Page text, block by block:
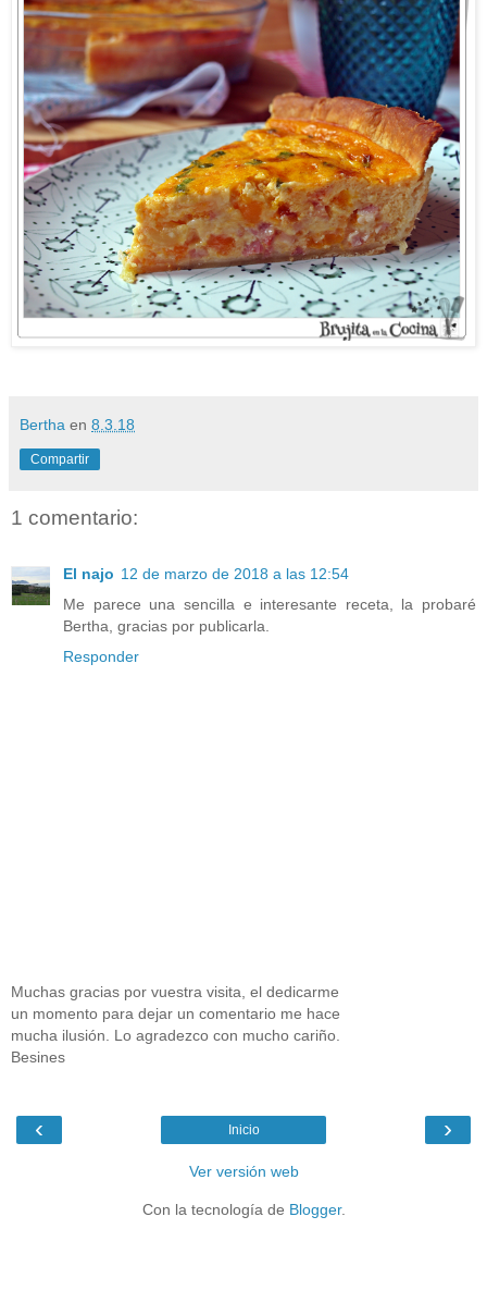
Bertha en 8.3.18
Compartir
1 comentario:
El najo 12 de marzo de 2018 a las 12:54
Me parece una sencilla e interesante receta, la probaré
Bertha, gracias por publicarla.
Responder
Muchas gracias por vuestra visita, el dedicarme
un momento para dejar un comentario me hace
mucha ilusión. Lo agradezco con mucho cariño.
Besines
‹ ›
Inicio
Ver versión web
Con la tecnología de Blogger.